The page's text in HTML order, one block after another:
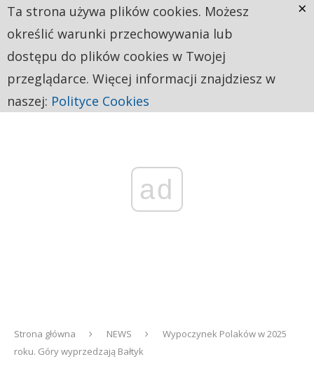
ad
Strona główna NEWS
Wypoczynek Polaków w 2025
roku. Góry wyprzedzają Bałtyk
Ta strona używa plików cookies. Możesz
określić warunki przechowywania lub
dostępu do plików cookies w Twojej
przeglądarce. Więcej informacji znajdziesz w
naszej: Polityce Cookies
×